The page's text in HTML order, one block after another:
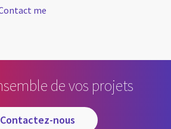
me
de vos projets
contactez-nous